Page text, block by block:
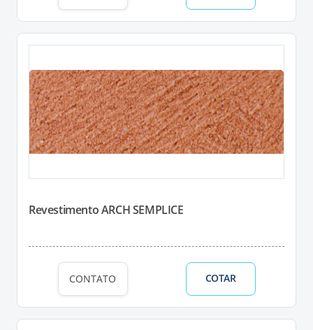
Revestimento ARCH SEMPLICE
CONTATO COTAR